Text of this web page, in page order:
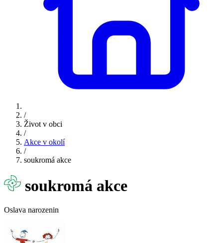
/
Život v obci
/
Akce v okolí
/
soukromá akce
soukromá akce
Oslava narozenin